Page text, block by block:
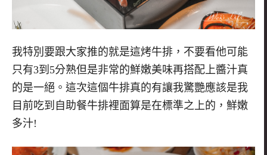
我特別要跟大家推的就是這烤牛排，不要看他可能
只有3到 5分熟但是非常的鮮嫩美味再搭配上醬汁真
的是一絕。這次這個牛排真的有讓我驚艷應該是我
目前吃到自助餐牛排裡面算是在標準之上的，鮮嫩
多汁!